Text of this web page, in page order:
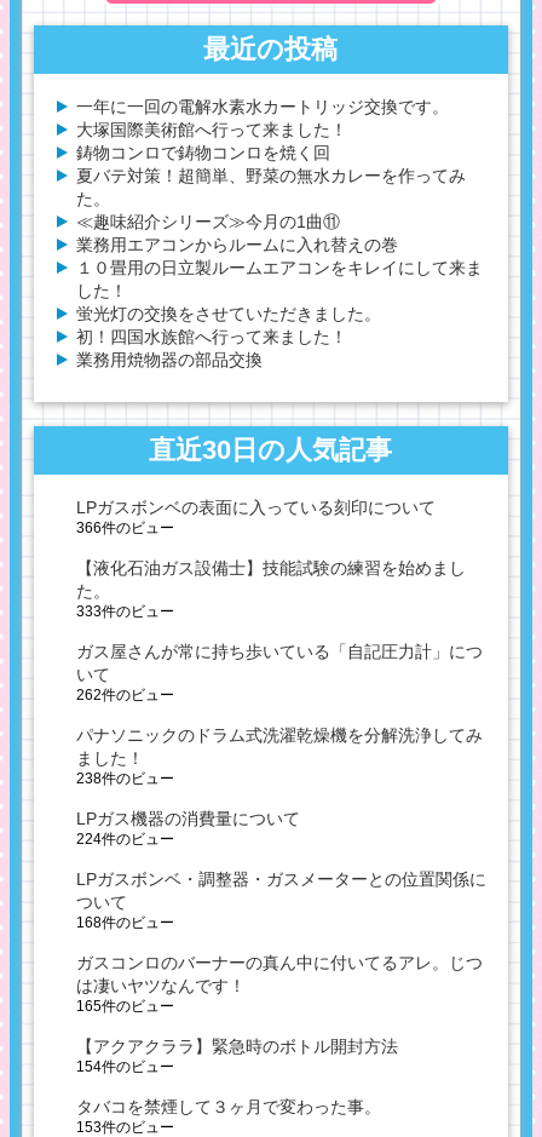
最近の投稿
一年に一回の電解水素水カートリッジ交換です。
大塚国際美術館へ行って来ました！
鋳物コンロで鋳物コンロを焼く回
夏バテ対策！超簡単、野菜の無水カレーを作ってみ
た。
≪趣味紹介シリーズ≫今月の1曲⑪
業務用エアコンからルームに入れ替えの巻
１０畳用の日立製ルームエアコンをキレイにして来ま
した！
蛍光灯の交換をさせていただきました。
初！四国水族館へ行って来ました！
業務用焼物器の部品交換
直近30日の人気記事
LPガスボンベの表面に入っている刻印について
366件のビュー
【液化石油ガス設備士】技能試験の練習を始めまし
た。
333件のビュー
ガス屋さんが常に持ち歩いている「自記圧力計」につ
いて
262件のビュー
パナソニックのドラム式洗濯乾燥機を分解洗浄してみ
ました！
238件のビュー
LPガス機器の消費量について
224件のビュー
LPガスボンベ・調整器・ガスメーターとの位置関係に
ついて
168件のビュー
ガスコンロのバーナーの真ん中に付いてるアレ。じつ
は凄いヤツなんです！
165件のビュー
【アクアクララ】緊急時のボトル開封方法
154件のビュー
タバコを禁煙して３ヶ月で変わった事。
153件のビュー